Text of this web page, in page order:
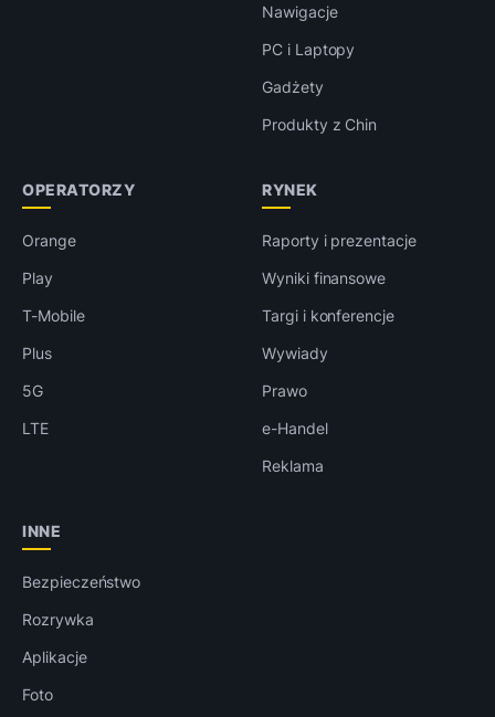
Nawigacje
PC i Laptopy
Gadżety
Produkty z Chin
OPERATORZY
Orange
Play
T-Mobile
Plus
5G
LTE
RYNEK
Raporty i prezentacje
Wyniki finansowe
Targi i konferencje
Wywiady
Prawo
e-Handel
Reklama
INNE
Bezpieczeństwo
Rozrywka
Aplikacje
Foto